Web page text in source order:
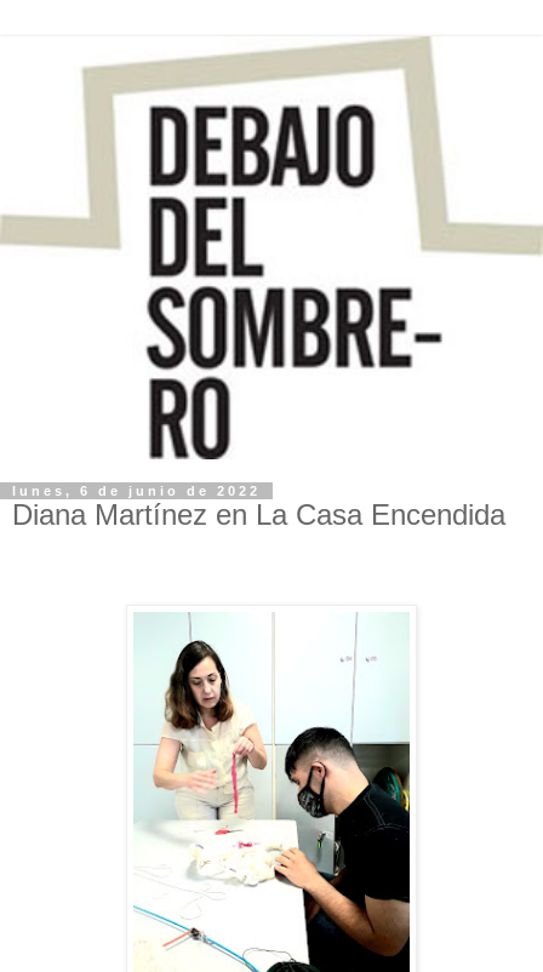
lunes, 6 de junio de 2022
Diana Martínez en La Casa Encendida